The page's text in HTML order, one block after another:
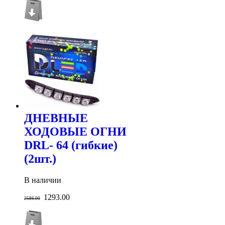
ДНЕВНЫЕ
ХОДОВЫЕ ОГНИ
DRL- 64 (гибкие)
(2шт.)
В наличии
2586.00 1293.00